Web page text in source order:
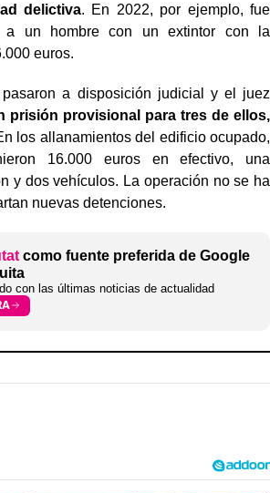
delictiva. En 2022, por ejemplo, fue
a un hombre con un extintor con la
euros.
a disposición judicial y el juez
prisión provisional para tres de ellos,
los allanamientos del edificio ocupado,
16.000 euros en efectivo, una
y dos vehículos. La operación no se ha
nuevas detenciones.
como fuente preferida de Google
con las últimas noticias de actualidad